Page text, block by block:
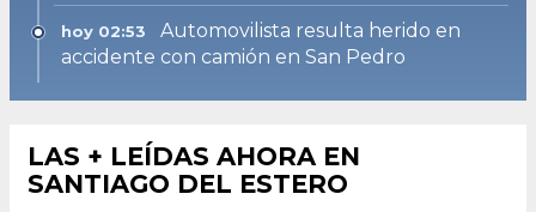
hoy 02:53
Automovilista resulta herido en
accidente con camión en San Pedro
LAS + LEÍDAS AHORA EN
SANTIAGO DEL ESTERO